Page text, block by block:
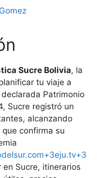
Sucre Bolivia, la
tu viaje a
Patrimonio
Sucre registró un
alcanzando
que confirma su
Sucre, itinerarios